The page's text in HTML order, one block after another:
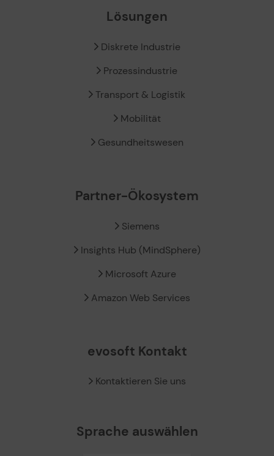
Lösungen
Diskrete Industrie
Prozessindustrie
Transport & Logistik
Mobilität
Gesundheitswesen
Partner-Ökosystem
Siemens
Insights Hub (MindSphere)
Microsoft Azure
Amazon Web Services
evosoft Kontakt
Kontaktieren Sie uns
Sprache auswählen